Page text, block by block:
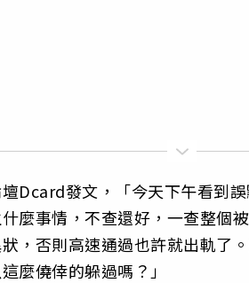
Dcard發文，「今天下午看到
麼事情，不查還好，一查整個
，否則高速通過也許就出軌了
麼僥倖的躲過嗎？」